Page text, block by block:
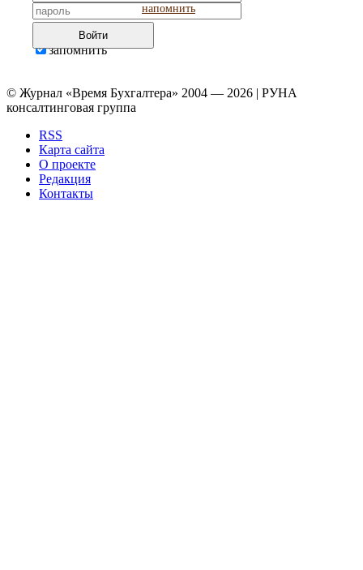
напомнить
Войти
запомнить
© Журнал «Время Бухгалтера» 2004 — 2026 | РУНА
консалтинговая группа
RSS
Карта сайта
О проекте
Редакция
Контакты